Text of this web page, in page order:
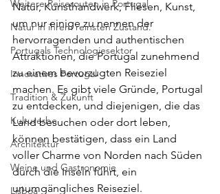
Weitere Reiserouten in Portugal
Natur in ihrem reinsten Zustand.
Portugals Technologiesektor
Innovatives Portugal
Tradition & Zukunft
Kulturerbe
Architektur
Weine und Gastronomie
Lisboa
Natur, Kunsthandwerk, Fliesen, Kunst,
um nur einige zu nennen der
hervorragenden und authentischen
Attraktionen, die Portugal zunehmend
zu einem bevorzugten Reiseziel
machen. Es gibt viele Gründe, Portugal
zu entdecken, und diejenigen, die das
Land besuchen oder dort leben,
können bestätigen, dass ein Land
voller Charme von Norden nach Süden
durch die Inseln führt, ein
unumgängliches Reiseziel.